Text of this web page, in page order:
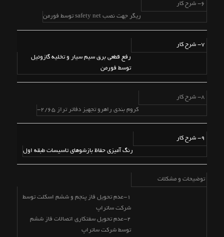
6- شرح کار
ریگر جهت نصب safety net توسط فورمن
7- شرح کار
رفع قطعی برق سیم سیار و تخلیه گازوئیل
توسط فورمن
8- شرح کار
کروم بندی راهرو تجهیز دفاتر تراز 2/65-
9- شرح کار
رنگ آمیزی حفاظ بازشوهای تاسیسات طبقه اول
توضیحات و مشکلات
1-عدم تحویل فاز پنجم و ششم اسکلت توسط
شرکت ساتراپ
2-عدم تحویل سفتکاری اتصالات فاز ششم
توسط شرکت ساتراپ